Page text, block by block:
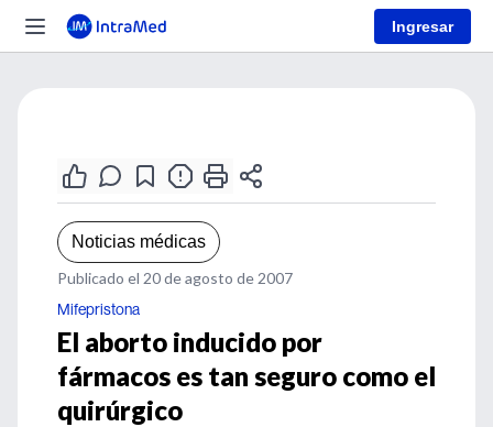
Ingresar
Noticias médicas
Publicado el 20 de agosto de 2007
Mifepristona
El aborto inducido por
fármacos es tan seguro como el
quirúrgico